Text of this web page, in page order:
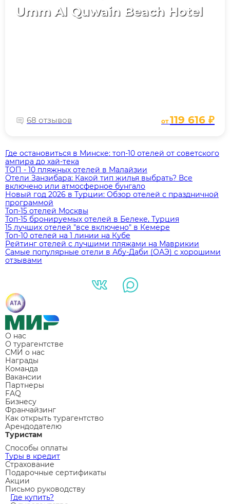
Umm Al Quwain Beach Hotel
68 отзывов от119 616 ₽
Где остановиться в Минске: топ‑10 отелей от советского
ампира до хай‑тека
ТОП - 10 пляжных отелей в Малайзии
Отели Занзибара: Какой тип жилья выбрать? Все
включено или атмосферное бунгало
Новый год 2026 в Турции: Обзор отелей с праздничной
программой
Топ-15 отелей Москвы